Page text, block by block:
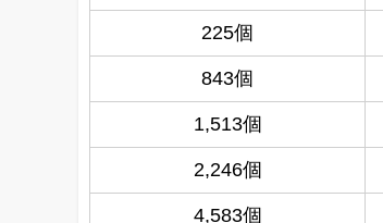
225個
843個
1,513個
2,246個
4,583個